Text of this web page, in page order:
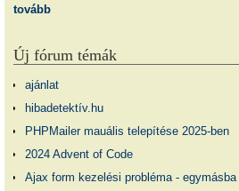
tovább
Új fórum témák
ajánlat
hibadetektív.hu
PHPMailer mauális telepítése 2025-ben
2024 Advent of Code
Ajax form kezelési probléma -